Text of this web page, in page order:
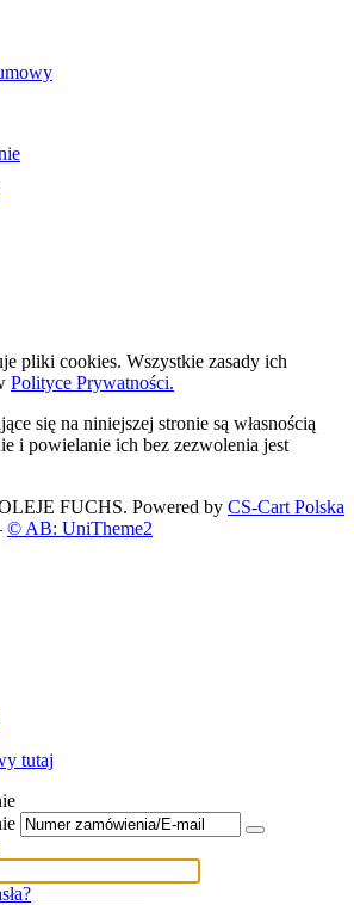
pliki cookies. Wszystkie zasady ich
Polityce Prywatności.
się na niniejszej stronie są własnością
i powielanie ich bez zezwolenia jest
FUCHS. Powered by CS-Cart Polska
© AB: UniTheme2
tutaj